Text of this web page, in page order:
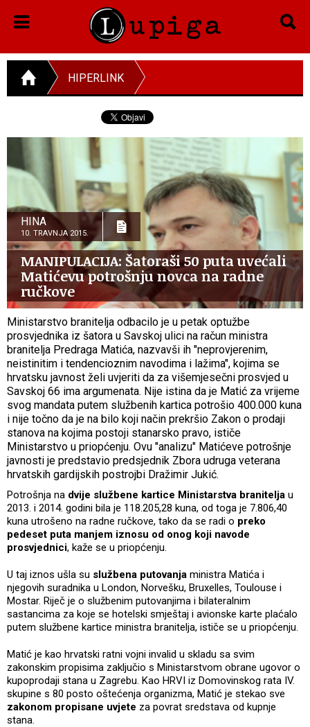
HIPERLINK
HINA
10. TRAVNJA 2015.
MANIPULACIJA: Šatoraši 50 puta uvećali
Matićevu potrošnju novca na radne
ručkove
Ministarstvo branitelja odbacilo je u petak optužbe
prosvjednika iz šatora u Savskoj ulici na račun ministra
branitelja Predraga Matića, nazvavši ih "neprovjerenim,
neistinitim i tendencioznim navodima i lažima", kojima se
hrvatsku javnost želi uvjeriti da za višemjesečni prosvjed u
Savskoj 66 ima argumenata. Nije istina da je Matić za vrijeme
svog mandata putem službenih kartica potrošio 400.000 kuna
i nije točno da je na bilo koji način prekršio Zakon o prodaji
stanova na kojima postoji stanarsko pravo, ističe
Ministarstvo u priopćenju. Ovu "analizu" Matićeve potrošnje
javnosti je predstavio predsjednik Zbora udruga veterana
hrvatskih gardijskih postrojbi Dražimir Jukić.
Potrošnja na dvije službene kartice Ministarstva branitelja u
2013. i 2014. godini bila je 118.205,28 kuna, od toga je 7.806,40
kuna utrošeno na radne ručkove, tako da se radi o preko
pedeset puta manjem iznosu od onog koji navode
prosvjednici, kaže se u priopćenju.
U taj iznos ušla su službena putovanja ministra Matića i
njegovih suradnika u London, Norvešku, Bruxelles, Toulouse i
Mostar. Riječ je o službenim putovanjima i bilateralnim
sastancima za koje se hotelski smještaj i avionske karte plaćalo
putem službene kartice ministra branitelja, ističe se u priopćenju.
Matić je kao hrvatski ratni vojni invalid u skladu sa svim
zakonskim propisima zaključio s Ministarstvom obrane ugovor o
kupoprodaji stana u Zagrebu. Kao HRVI iz Domovinskog rata IV.
skupine s 80 posto oštećenja organizma, Matić je stekao sve
zakonom propisane uvjete za povrat sredstava od kupnje
stana.